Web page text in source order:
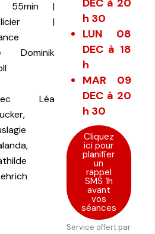
55min |
|
Dominik
Léa
h 30
LUN 08
DEC à 18
h
MAR 09
DEC à 20
h 30
Cliquez
ici pour
planifier
un
rappel
SMS 1h
avant
vos
séances
Service offert par